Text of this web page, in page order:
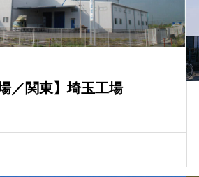
／関東】埼玉工場